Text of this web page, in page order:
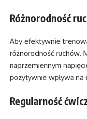
Różnorodność
Aby efektywnie
różnorodność ruchów.
naprzemiennym
pozytywnie wpływa na
Regularność